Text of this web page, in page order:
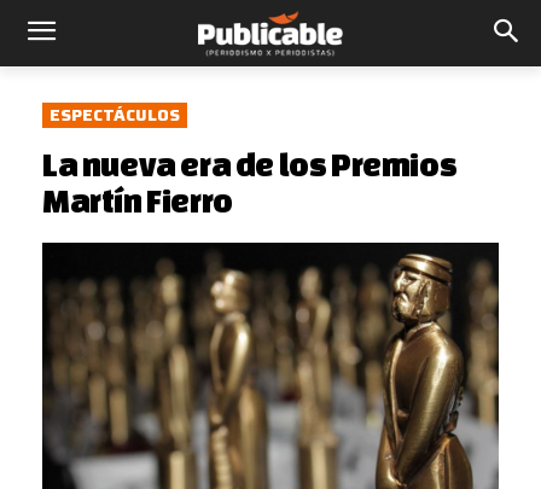
ESPECTÁCULOS
La nueva era de los Premios
Martín Fierro